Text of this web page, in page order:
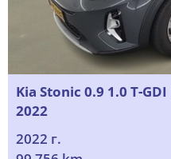
Kia Stonic 0.9 1.0 T-
2022
2022 г.